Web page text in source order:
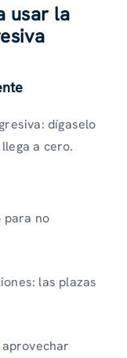
usar la
dígaselo
a cero.
para no
las plazas